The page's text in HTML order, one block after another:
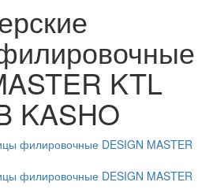
KTL
KASHO